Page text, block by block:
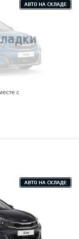
АВТО НА СКЛАДЕ
с
АВТО НА СКЛАДЕ